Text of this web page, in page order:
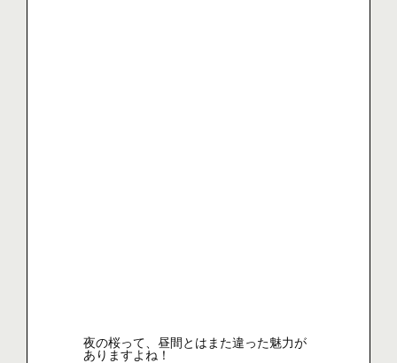
夜の桜って、昼間とはまた違った魅力が
ありますよね！